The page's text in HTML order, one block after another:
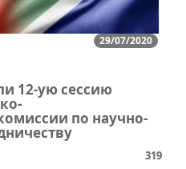
29/07/2020
12-ую сессию
по научно-
319